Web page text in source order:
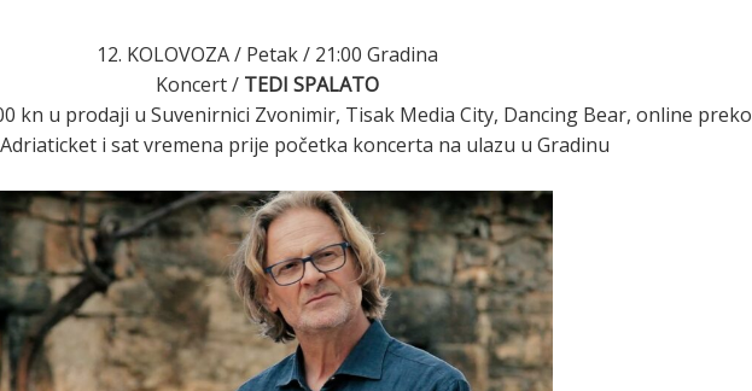
12. KOLOVOZA / Petak / 21:00 Gradina
Koncert / TEDI SPALATO
kn u prodaji u Suvenirnici Zvonimir, Tisak Media City, Dancing Bear, online preko
i sat vremena prije početka koncerta na ulazu u Gradinu